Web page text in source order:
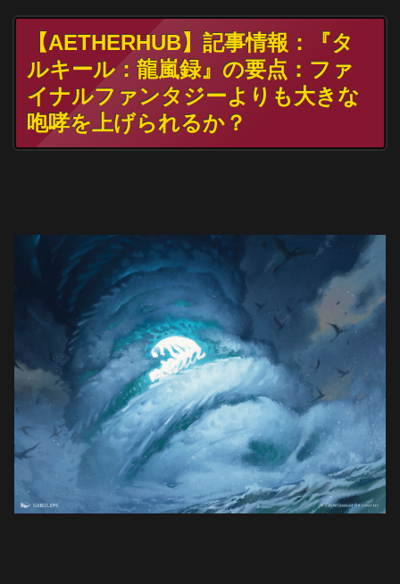
【AETHERHUB】記事情報：『タ
ルキール：龍嵐録』の要点：ファ
イナルファンタジーよりも大きな
咆哮を上げられるか？